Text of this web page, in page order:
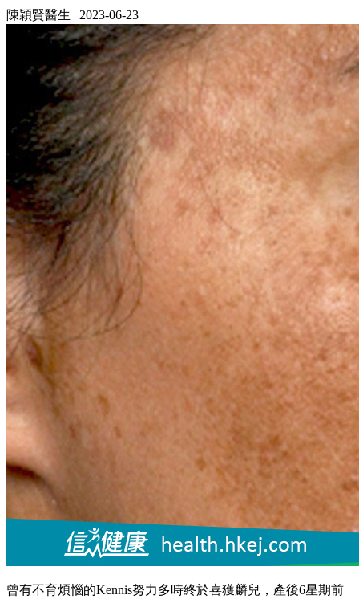
陳穎賢醫生 | 2023-06-23
曾有不育煩惱的Kennis努力多時終於喜獲麟兒，產後6星期前